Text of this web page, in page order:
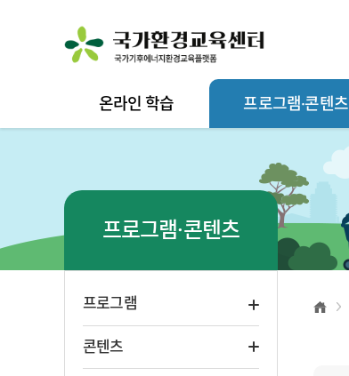
온라인 학습 프로그램·콘텐츠
프로그램·콘텐츠
프로그램
콘텐츠